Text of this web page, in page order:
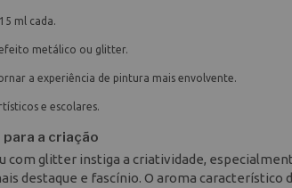
ml cada.
metálico ou glitter.
a experiência de pintura mais envolvente.
e escolares.
a criação
com glitter instiga a criatividade,
destaque e fascínio. O aroma